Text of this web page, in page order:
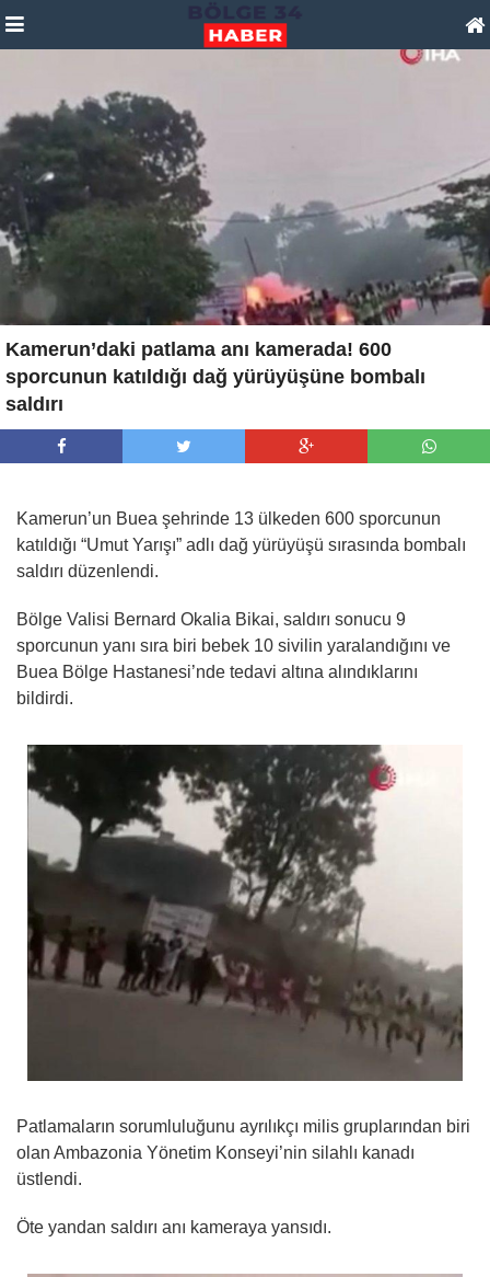
Kamerun’daki patlama anı kamerada! 600
sporcunun katıldığı dağ yürüyüşüne bombalı
saldırı
Kamerun’un Buea şehrinde 13 ülkeden 600 sporcunun
katıldığı “Umut Yarışı” adlı dağ yürüyüşü sırasında bombalı
saldırı düzenlendi.
Bölge Valisi Bernard Okalia Bikai, saldırı sonucu 9
sporcunun yanı sıra biri bebek 10 sivilin yaralandığını ve
Buea Bölge Hastanesi’nde tedavi altına alındıklarını
bildirdi.
Patlamaların sorumluluğunu ayrılıkçı milis gruplarından biri
olan Ambazonia Yönetim Konseyi’nin silahlı kanadı
üstlendi.
Öte yandan saldırı anı kameraya yansıdı.